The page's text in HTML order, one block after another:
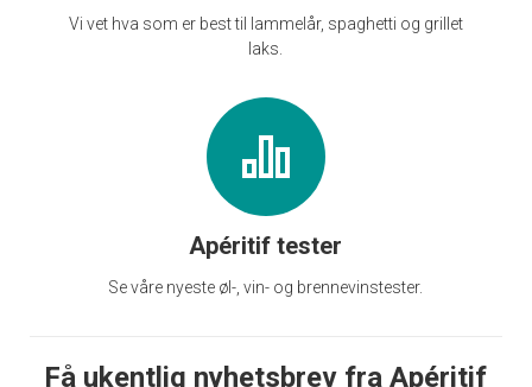
Vi vet hva som er best til lammelår, spaghetti og grillet
laks.
Apéritif tester
Se våre nyeste øl-, vin- og brennevinstester.
Få ukentlig nyhetsbrev fra Apéritif